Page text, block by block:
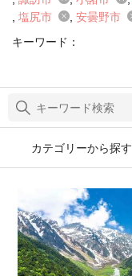
塩尻市
安曇野市
キーワード：
カテゴリーから探す